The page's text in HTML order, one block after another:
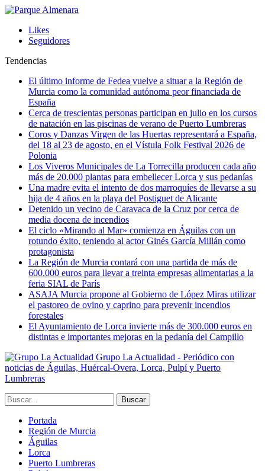
Likes
Seguidores
Tendencias
El último informe de Fedea vuelve a situar a la Región de
Murcia como la comunidad autónoma peor financiada de
España
Cerca de trescientas personas participan en julio en los cursos
de natación en las piscinas de verano de Puerto Lumbreras
Coros y Danzas Virgen de las Huertas representará a España,
del 18 al 23 de agosto, en el Vístula Folk Festival 2026 de
Polonia
Los Viveros Municipales de La Torrecilla producen cada año
más de 20.000 plantas para embellecer Lorca y sus pedanías
Una madre evita el intento de dos marroquíes de llevarse a su
hija de 4 años en la playa del Postiguet de Alicante
Detenido un vecino de Caravaca de la Cruz por cerca de
media docena de incendios
El ciclo «Mirando al Mar» comienza en Águilas con un
rotundo éxito, teniendo al actor Ginés García Millán como
protagonista
La Región de Murcia contará con una partida de más de
600.000 euros para llevar a treinta empresas alimentarias a la
feria SIAL de París
ASAJA Murcia propone al Gobierno de López Miras utilizar
el pastoreo de ovino y caprino para prevenir incendios
forestales
El Ayuntamiento de Lorca invierte más de 300.000 euros en
distintas e importantes mejoras en la pedanía del Campillo
Grupo La Actualidad - Periódico con
noticias de Águilas, Huércal-Overa, Lorca, Pulpí y Puerto
Lumbreras
Portada
Región de Murcia
Águilas
Lorca
Puerto Lumbreras